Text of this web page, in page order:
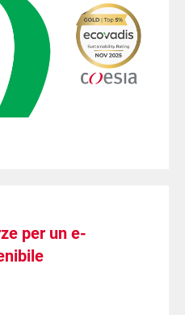
per un e-